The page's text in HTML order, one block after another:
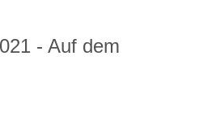
- Auf dem